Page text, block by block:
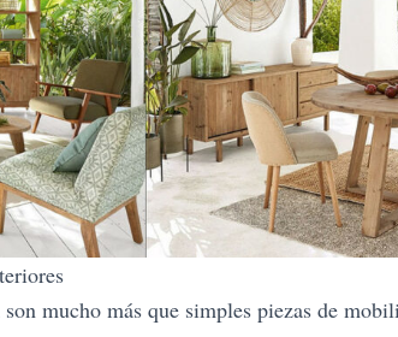
mucho más que simples piezas de